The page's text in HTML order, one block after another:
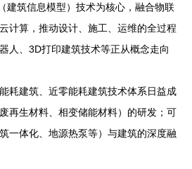
建筑信息模型）技术为核心，融合物联
计算，推动设计、施工、运维的全过程
人、3D打印建筑技术等正从概念走向
能耗建筑、近零能耗建筑技术体系日益成
再生材料、相变储能材料）的研发；可
一体化、地源热泵等）与建筑的深度融